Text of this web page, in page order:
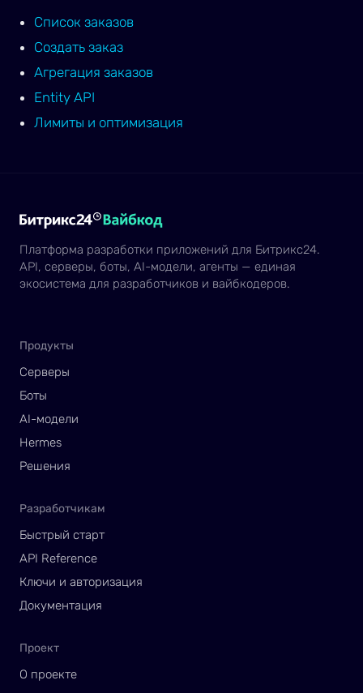
Список заказов
Создать заказ
Агрегация заказов
Entity API
Лимиты и оптимизация
Платформа разработки приложений для Битрикс24.
API, серверы, боты, AI-модели, агенты — единая
экосистема для разработчиков и вайбкодеров.
Продукты
Серверы
Боты
AI-модели
Hermes
Решения
Разработчикам
Быстрый старт
API Reference
Ключи и авторизация
Документация
Проект
О проекте